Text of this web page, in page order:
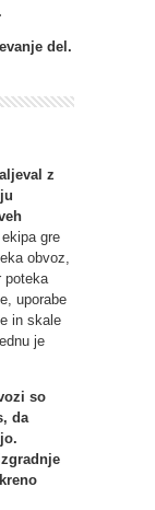
del.
z
gre
obvoz,
poteka
uporabe
in skale
je
so
da